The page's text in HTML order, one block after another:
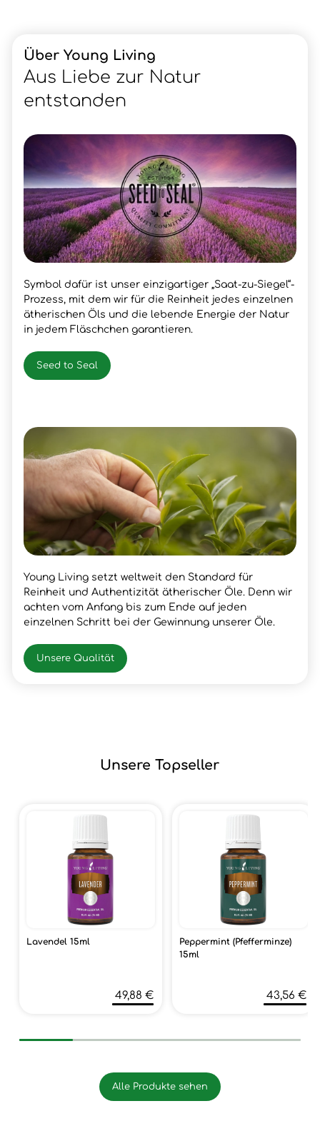
Über Young Living
Aus Liebe zur Natur
entstanden
Symbol dafür ist unser einzigartiger „Saat-zu-Siegel“-
Prozess, mit dem wir für die Reinheit jedes einzelnen
ätherischen Öls und die lebende Energie der Natur
in jedem Fläschchen garantieren.
Seed to Seal
Young Living setzt weltweit den Standard für
Reinheit und Authentizität ätherischer Öle. Denn wir
achten vom Anfang bis zum Ende auf jeden
einzelnen Schritt bei der Gewinnung unserer Öle.
Unsere Qualität
Unsere Topseller
Lavendel 15ml
49,88 €
Peppermint (Pfefferminze)
15ml
43,56 €
Alle Produkte sehen